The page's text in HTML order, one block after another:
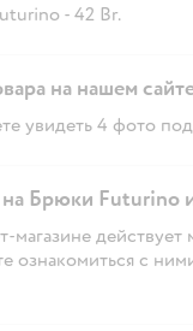
- 42 Br.
на нашем
увидеть 4 фото
Брюки Futurino
магазине действует
ознакомиться с